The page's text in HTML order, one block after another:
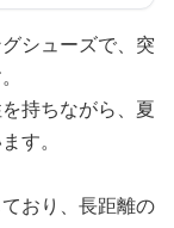
シューズで、突
持ちながら、夏
す。
おり、長距離の